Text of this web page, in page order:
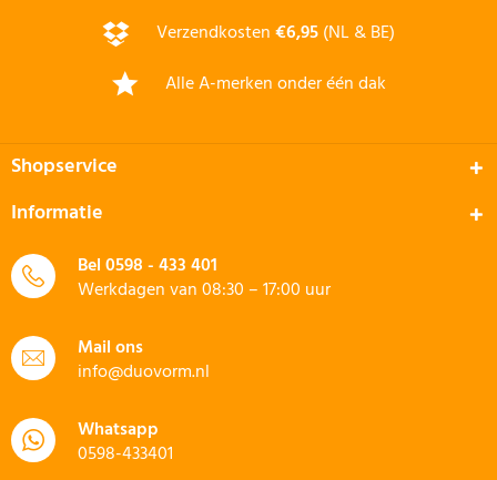
Verzendkosten€6,95(NL & BE)
Alle A-merken onder één dak
Shopservice
Informatie
Bel0598 - 433 401
Werkdagen van 08:30 – 17:00 uur
Mail ons
info@duovorm.nl
Whatsapp
0598-433401